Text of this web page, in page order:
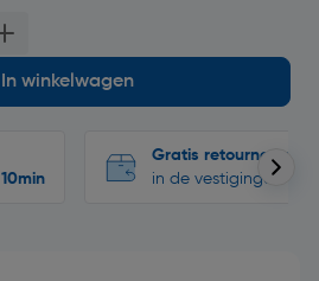
In winkelwagen
10min
Gratis retourneren
in de vestigingen